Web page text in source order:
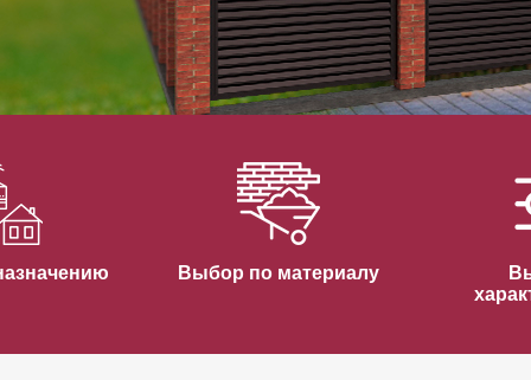
ВЫБОР ПО СПОСОБУ МОНТАЖА
Заборы под ключ
Готовые заборы
Быстровозводимые заборы
Выбор по материалу